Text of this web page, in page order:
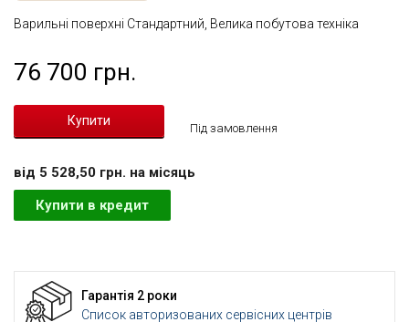
Варильні поверхні Стандартний, Велика побутова техніка
76 700 грн.
Під замовлення
вiд 5 528,50 грн. на мiсяць
Купити в кредит
Гарантія 2 роки
Список авторизованих сервісних центрів